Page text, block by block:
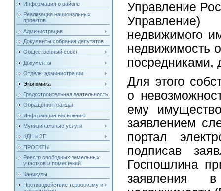
Информация о районе
Реализация национальных
проектов
Администрация
Документы собрания депутатов
Общественный совет
Документы
Отделы администрации
Экономика
Градостроительная деятельность
Обращения граждан
Информация населению
Муниципальные услуги
КДН и ЗП
ПРОЕКТЫ
Реестр свободных земельных
участков и помещений
Каникулы
Противодействие терроризму и
Управление
Управление)
недвижимого
недвижимость
посредниками,
Для этого
о
ему
заявлением
портал
подписав
Госпошлина
заявления